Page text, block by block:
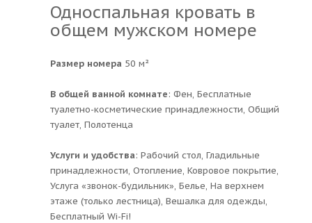
Односпальная кровать в
общем мужском номере
Размер номера 50 м²
В общей ванной комнате: Фен, Бесплатные
туалетно-косметические принадлежности, Общий
туалет, Полотенца
Услуги и удобства: ​Рабочий стол, Гладильные
принадлежности, Отопление, Ковровое покрытие,
Услуга «звонок-будильник», Белье, На верхнем
этаже (только лестница), Вешалка для одежды,
Бесплатный Wi-Fi!